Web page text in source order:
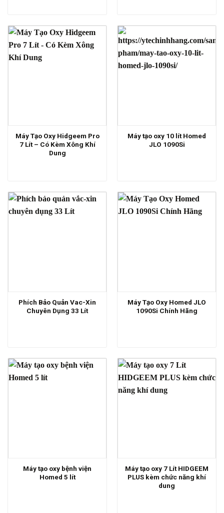
Máy Tạo Oxy Hidgeem Pro
7 Lít – Có Kèm Xông Khí
Dung
Máy tạo oxy 10 lít Homed
JLO 1090Si
Phích Bảo Quản Vac-Xin
Chuyên Dụng 33 Lít
Máy Tạo Oxy Homed JLO
1090Si Chính Hãng
Máy tạo oxy bệnh viện
Homed 5 lít
Máy tạo oxy 7 Lít HIDGEEM
PLUS kèm chức năng khí
dung